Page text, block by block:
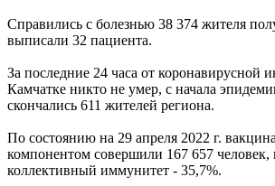
Справились с болезнью 38 374 жителя
выписали 32 пациента.
За последние 24 часа от коронавирусной
Камчатке никто не умер, с начала
скончались 611 жителей региона.
По состоянию на 29 апреля 2022 г.
компонентом совершили 167 657
коллективный иммунитет - 35,7%.